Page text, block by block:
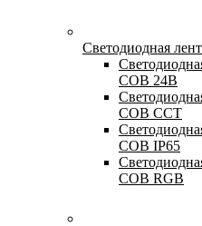
Светодиодная
COB 24В
COB CCT
COB IP65
COB RGB